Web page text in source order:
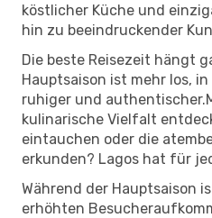
köstlicher Küche und
hin zu beeindruckender
Die beste Reisezeit hängt
Hauptsaison ist mehr los,
ruhiger und
kulinarische Vielfalt
eintauchen oder die
erkunden? Lagos hat für
Während der Hauptsaison
erhöhten